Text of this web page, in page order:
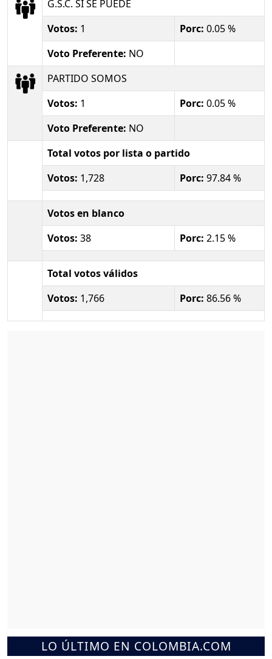
G.S.C. SI SE PUEDE
Votos: 1 Porc: 0.05 %
Voto Preferente: NO
PARTIDO SOMOS
Votos: 1 Porc: 0.05 %
Voto Preferente: NO
Total votos por lista o partido
Votos: 1,728 Porc: 97.84 %
Votos en blanco
Votos: 38 Porc: 2.15 %
Total votos válidos
Votos: 1,766 Porc: 86.56 %
LO ÚLTIMO EN COLOMBIA.COM